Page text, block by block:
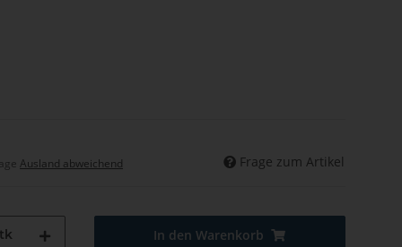
Ausland abweichend Frage zum Artikel
In den Warenkorb